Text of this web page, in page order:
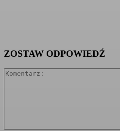
ZOSTAW ODPOWIEDŹ